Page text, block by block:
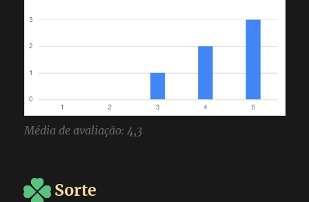
Média de avaliação: 4,3
Sorte